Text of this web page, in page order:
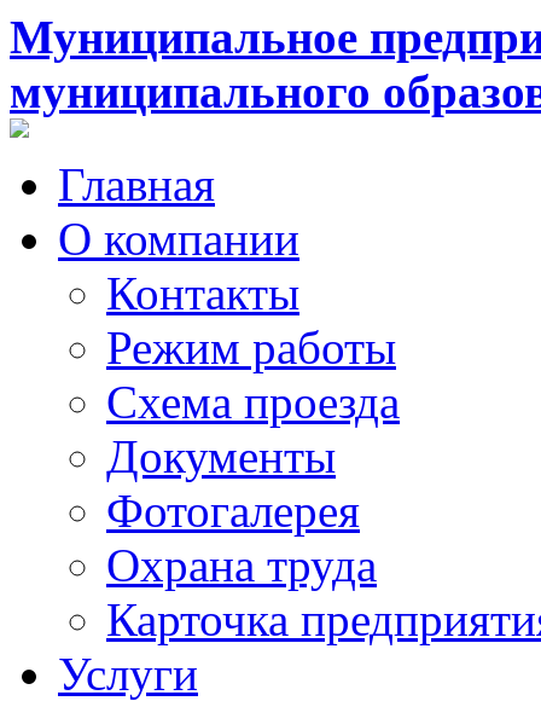
Муниципальное
муниципального
Главная
О компании
Контакты
Режим работы
Схема проезда
Документы
Фотогалерея
Охрана труда
Карточка
Услуги